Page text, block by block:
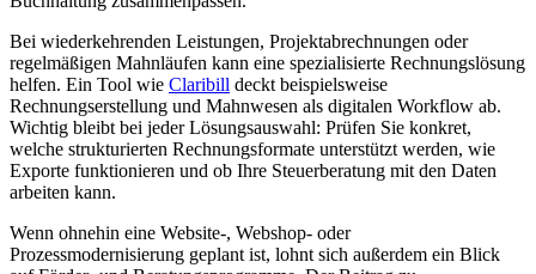
Bei wiederkehrenden Leistungen, Projektabrechnungen oder
regelmäßigen Mahnläufen kann eine spezialisierte Rechnungslösung
helfen. Ein Tool wie Claribill deckt beispielsweise
Rechnungserstellung und Mahnwesen als digitalen Workflow ab.
Wichtig bleibt bei jeder Lösungsauswahl: Prüfen Sie konkret,
welche strukturierten Rechnungsformate unterstützt werden, wie
Exporte funktionieren und ob Ihre Steuerberatung mit den Daten
arbeiten kann.
Wenn ohnehin eine Website-, Webshop- oder
Prozessmodernisierung geplant ist, lohnt sich außerdem ein Blick